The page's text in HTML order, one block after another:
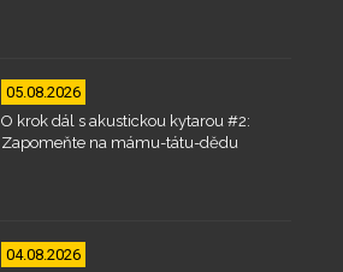
05.08.2026
O krok dál s akustickou kytarou #2:
Zapomeňte na mámu-tátu-dědu
04.08.2026